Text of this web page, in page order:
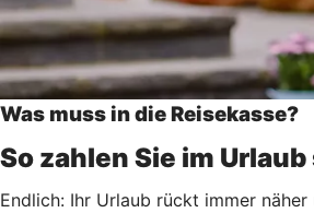
Was muss in die Reisekasse?
So zahlen Sie im
Endlich: Ihr Urlaub rückt immer